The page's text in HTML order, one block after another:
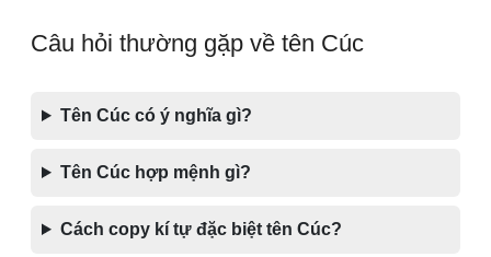
Câu hỏi thường gặp về tên Cúc
Tên Cúc có ý nghĩa gì?
Tên Cúc hợp mệnh gì?
Cách copy kí tự đặc biệt tên Cúc?